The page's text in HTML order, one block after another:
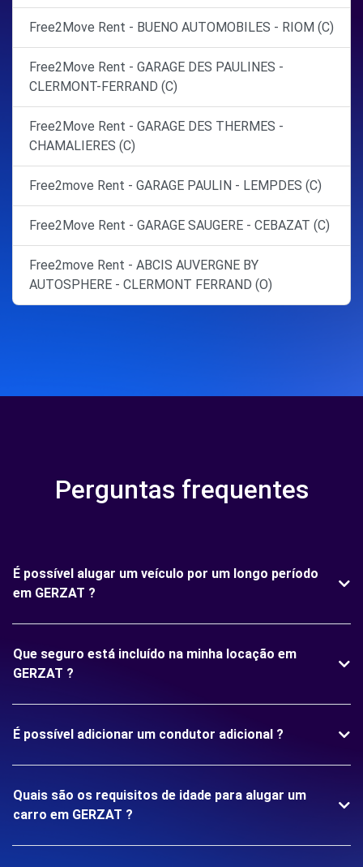
Free2Move Rent - BUENO AUTOMOBILES - RIOM (C)
Free2Move Rent - GARAGE DES PAULINES -
CLERMONT-FERRAND (C)
Free2Move Rent - GARAGE DES THERMES -
CHAMALIERES (C)
Free2move Rent - GARAGE PAULIN - LEMPDES (C)
Free2Move Rent - GARAGE SAUGERE - CEBAZAT (C)
Free2move Rent - ABCIS AUVERGNE BY
AUTOSPHERE - CLERMONT FERRAND (O)
Perguntas frequentes
É possível alugar um veículo por um longo período
em GERZAT ?
Que seguro está incluído na minha locação em
GERZAT ?
É possível adicionar um condutor adicional ?
Quais são os requisitos de idade para alugar um
carro em GERZAT ?